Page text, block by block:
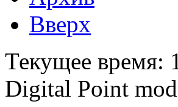
Вверх
Текущее время:
Digital Point